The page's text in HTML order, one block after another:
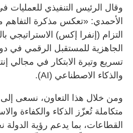
وقال الرئيس التنفيذي
التزام (إنفرا إكس) الاستراتيجي
الجاهزية للمستقبل الرقمي في
والذكاء الاصطناعي (AI).
ومن خلال هذا التعاون، نسعى
متكاملة تُعزّز الذكاء والكفاءة
القطاعات، بما يدعم رؤية الدولة